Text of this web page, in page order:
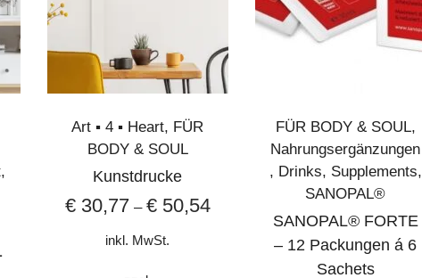
Zellen.
bei, stärkt das Immunsystem und
was die aerobe Energieproduktion fördert.
,
Art ▪︎ 4 ▪︎ Heart, FÜR
BODY & SOUL
Kunstdrucke
€30,77 – €50,54
inkl. MwSt.
FÜR BODY & SOUL,
Nahrungsergänzungen
, Drinks, Supplements,
SANOPAL®
SANOPAL® FORTE
– 12 Packungen á 6
Sachets